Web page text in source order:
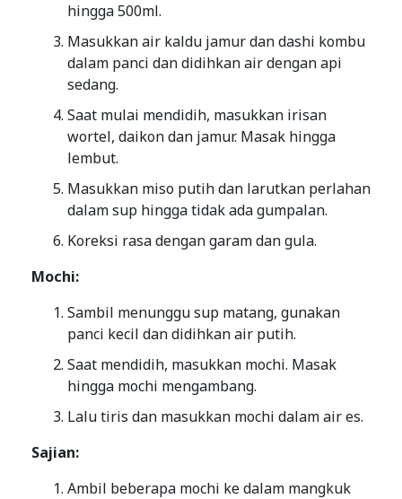
hingga 500ml.
Masukkan air kaldu jamur dan dashi kombu
dalam panci dan didihkan air dengan api
sedang.
Saat mulai mendidih, masukkan irisan
wortel, daikon dan jamur. Masak hingga
lembut.
Masukkan miso putih dan larutkan perlahan
dalam sup hingga tidak ada gumpalan.
Koreksi rasa dengan garam dan gula.
Mochi:
Sambil menunggu sup matang, gunakan
panci kecil dan didihkan air putih.
Saat mendidih, masukkan mochi. Masak
hingga mochi mengambang.
Lalu tiris dan masukkan mochi dalam air es.
Sajian:
Ambil beberapa mochi ke dalam mangkuk